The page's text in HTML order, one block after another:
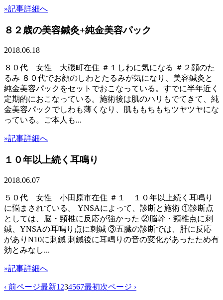
»記事詳細へ
８２歳の美容鍼灸+純金美容パック
2018.06.18
８０代 女性 大磯町在住 ＃１しわに気になる ＃２顔のた
るみ ８０代でお顔のしわとたるみが気になり、美容鍼灸と
純金美容パックをセットでおこなっている。すでに半年近く
定期的におこなっている。施術後は肌のハリもでてきて、純
金美容パックでしわも薄くなり、肌ももちもちツヤツヤにな
っている。ご本人も...
»記事詳細へ
１０年以上続く耳鳴り
2018.06.07
５０代 女性 小田原市在住 ＃１ １０年以上続く耳鳴り
に悩まされている。 YNSAによって、診断と施術 ①診断点
としては、脳・頸椎に反応が強かった ②脳幹・頸椎点に刺
鍼、YNSAの耳鳴り点に刺鍼 ③五臓の診断では、肝に反応
がありN10に刺鍼 刺鍼後に耳鳴りの音の変化があったため有
効とみなし...
»記事詳細へ
‹ 前ページ最新1 234567最初次ページ ›